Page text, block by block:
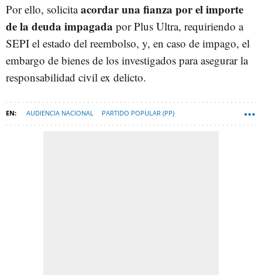
Por ello, solicitaacordar una fianza por el importe
de la deuda impagada por Plus Ultra, requiriendo a
SEPI el estado del reembolso, y, en caso de impago, el
embargo de bienes de los investigados para asegurar la
responsabilidad civil ex delicto.
AUDIENCIA NACIONAL PARTIDO POPULAR (PP)